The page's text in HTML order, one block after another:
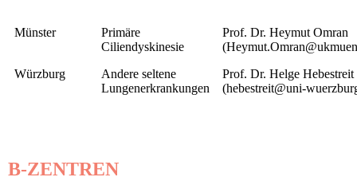
Münster
Primäre
Ciliendyskinesie
Prof. Dr. Heymut Omran
Würzburg
Andere seltene
Lungenerkrankungen
Prof. Dr. Helge Hebestreit
(hebestreit@uni-
B-ZENTREN